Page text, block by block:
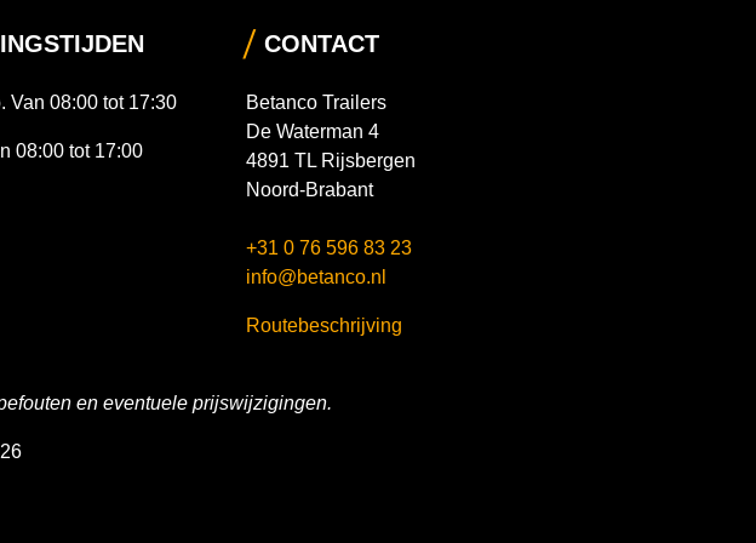
Van 08:00 tot 17:30
08:00 tot 17:00
CONTACT
Betanco Trailers
De Waterman 4
4891 TL Rijsbergen
Noord-Brabant
+31 0 76 596 83 23
info@betanco.nl
Routebeschrijving
en eventuele prijswijzigingen.